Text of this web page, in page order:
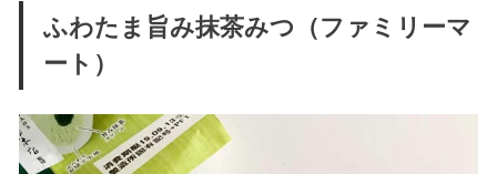
ふわたま旨み抹茶みつ（ファミリーマ
ート）